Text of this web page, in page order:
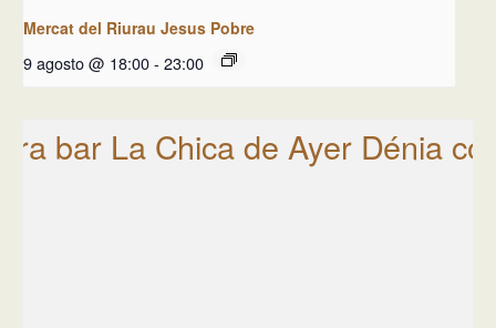
Mercat del Riurau Jesus Pobre
9 agosto @ 18:00- 23:00